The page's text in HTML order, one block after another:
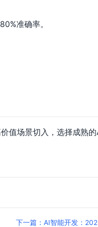
准确率。
值场景切入，选择成熟
下一篇：AI智能开发：